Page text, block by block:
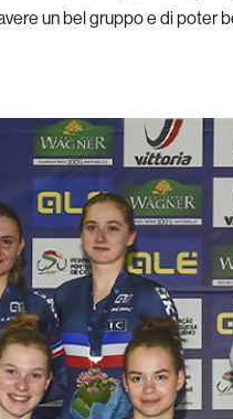
un bel gruppo e di poter